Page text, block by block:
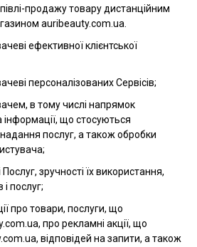
продажу товару дистанційним
auribeauty.com.ua.
ефективної клієнтської
персоналізованих Сервісів;
в тому числі напрямок
інформації, що стосуються
послуг, а також обробки
зручності їх використання,
послуг;
про товари, послуги, що
про рекламні акції, що
відповідей на запити, а також